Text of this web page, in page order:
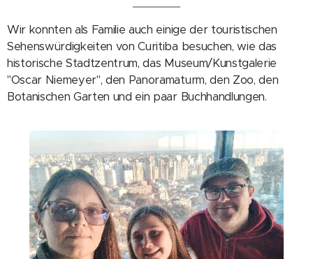
Wir konnten als Familie auch einige der touristischen
Sehenswürdigkeiten von Curitiba besuchen, wie das
historische Stadtzentrum, das Museum/Kunstgalerie
"Oscar Niemeyer", den Panoramaturm, den Zoo, den
Botanischen Garten und ein paar Buchhandlungen.